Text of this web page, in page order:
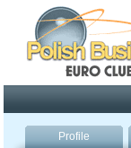
Profile